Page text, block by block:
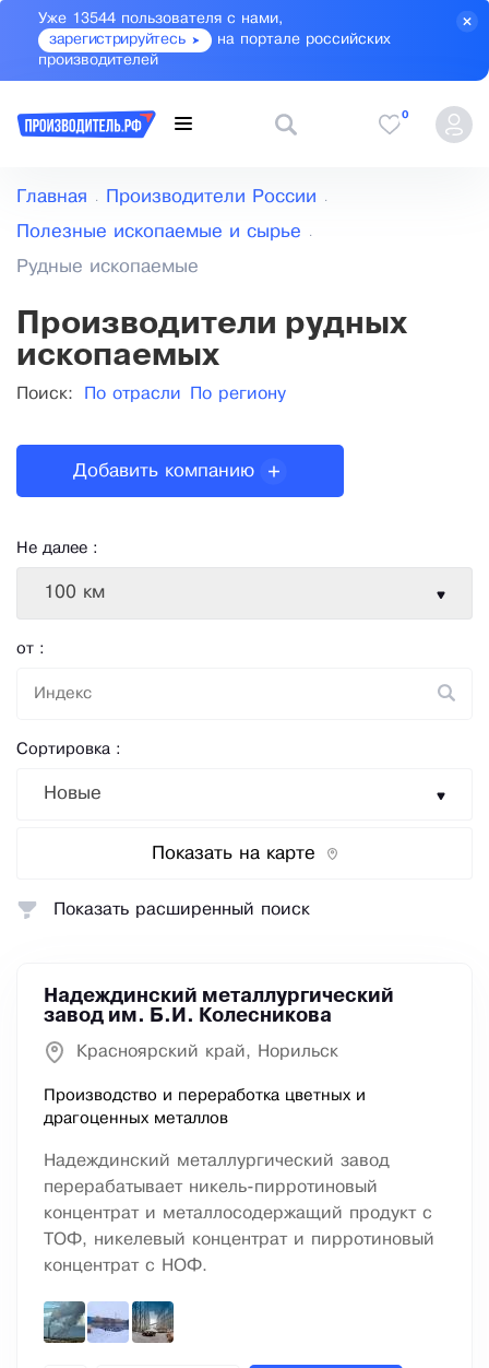
Уже 13544 пользователя с нами,
зарегистрируйтесь
на портале российских
производителей
0
Главная Производители России
Полезные ископаемые и сырье
Рудные ископаемые
Производители рудных
ископаемых
Поиск: По отрасли По региону
Не далее :
100 км
от :
Сортировка :
Новые
Показать на карте
Добавить компанию
Надеждинский металлургический
завод им. Б.И. Колесникова
Красноярский край, Норильск
Производство и переработка цветных и
драгоценных металлов
Надеждинский металлургический завод
перерабатывает никель-пирротиновый
концентрат и металлосодержащий продукт с
ТОФ, никелевый концентрат и пирротиновый
концентрат с НОФ.
Показать расширенный поиск